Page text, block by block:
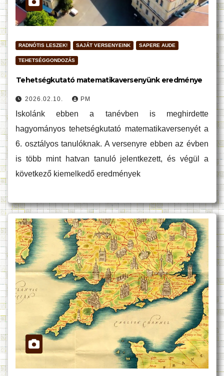
RADNÓTIS LESZEK! SAJÁT VERSENYEINK SAPERE AUDE
TEHETSÉGGONDOZÁS
Tehetségkutató matematikaversenyünk eredménye
2026.02.10. PM
Iskolánk ebben a tanévben is meghirdette
hagyományos tehetségkutató matematikaversenyét a
6. osztályos tanulóknak. A versenyre ebben az évben
is több mint hatvan tanuló jelentkezett, és végül a
következő kiemelkedő eredmények